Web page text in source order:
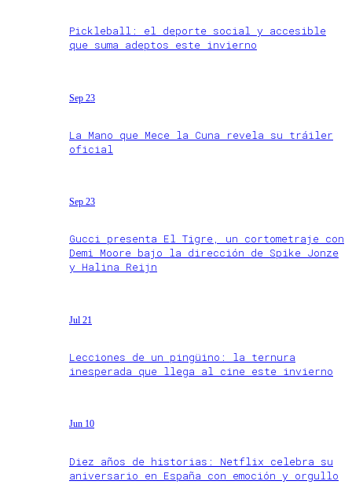
Pickleball: el deporte social y accesible
que suma adeptos este invierno
Sep 23
La Mano que Mece la Cuna revela su tráiler
oficial
Sep 23
Gucci presenta El Tigre, un cortometraje con
Demi Moore bajo la dirección de Spike Jonze
y Halina Reijn
Jul 21
Lecciones de un pingüino: la ternura
inesperada que llega al cine este invierno
Jun 10
Diez años de historias: Netflix celebra su
aniversario en España con emoción y orgullo